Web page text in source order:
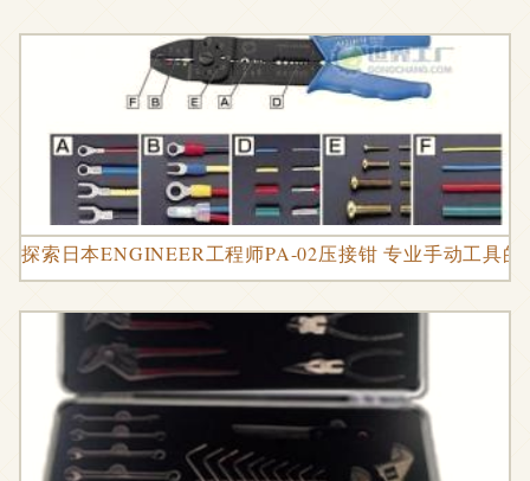
探索日本ENGINEER工程师PA-02压接钳 专业手动工具的